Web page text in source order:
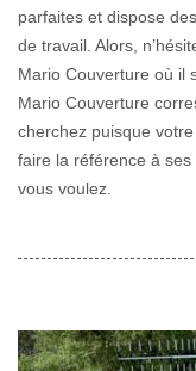
parfaites et dispose
de travail. Alors,
Mario Couverture où il
Mario Couverture
cherchez puisque
faire la référence à
vous voulez.